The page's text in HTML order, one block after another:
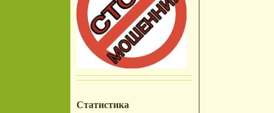
Статистика